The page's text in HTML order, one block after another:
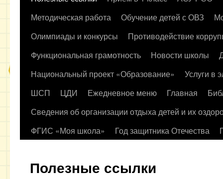
содержимому
Методическая работа
Обучение детей с ОВЗ
Олимпиады и конкурсы
Противодействие
Функциональная грамотность
Новости школы
Национальный проект «Образование»
Услуги в
ШСП
ЦДИ Ежедневное меню Главная
Сведения об организации отдыха детей и их
ФГИС «Моя школа»
Год защитника Отечества
Полезные ссылки